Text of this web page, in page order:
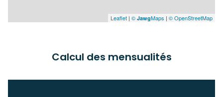
Leaflet | © JawgMaps | © OpenStreetMap
Calcul des mensualités